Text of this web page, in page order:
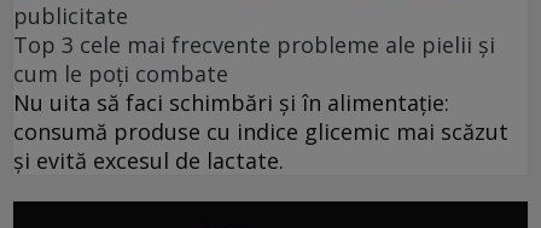
publicitate
Top 3 cele mai frecvente probleme ale pielii și
cum le poți combate
Nu uita să faci schimbări și în alimentație:
consumă produse cu indice glicemic mai scăzut
și evită excesul de lactate.